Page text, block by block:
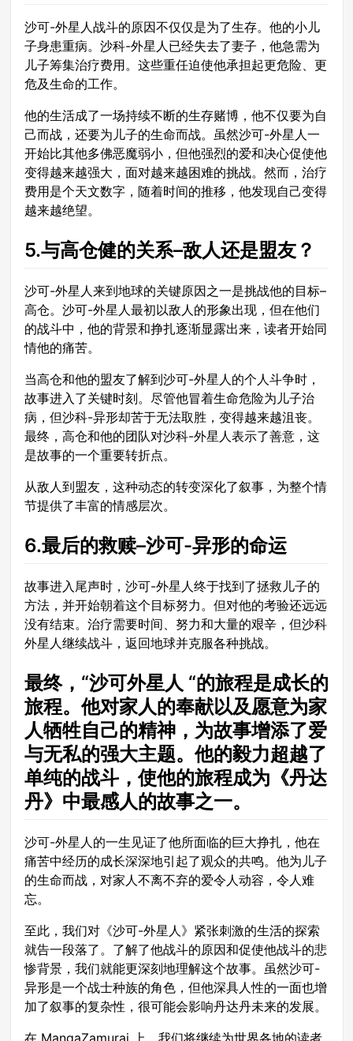
沙可-外星人战斗的原因不仅仅是为了生存。他的小儿
子身患重病。沙科-外星人已经失去了妻子，他急需为
儿子筹集治疗费用。这些重任迫使他承担起更危险、更
危及生命的工作。
他的生活成了一场持续不断的生存赌博，他不仅要为自
己而战，还要为儿子的生命而战。虽然沙可-外星人一
开始比其他多佛恶魔弱小，但他强烈的爱和决心促使他
变得越来越强大，面对越来越困难的挑战。然而，治疗
费用是个天文数字，随着时间的推移，他发现自己变得
越来越绝望。
5.与高仓健的关系–敌人还是盟友？
沙可-外星人来到地球的关键原因之一是挑战他的目标–
高仓。沙可-外星人最初以敌人的形象出现，但在他们
的战斗中，他的背景和挣扎逐渐显露出来，读者开始同
情他的痛苦。
当高仓和他的盟友了解到沙可-外星人的个人斗争时，
故事进入了关键时刻。尽管他冒着生命危险为儿子治
病，但沙科-异形却苦于无法取胜，变得越来越沮丧。
最终，高仓和他的团队对沙科-外星人表示了善意，这
是故事的一个重要转折点。
从敌人到盟友，这种动态的转变深化了叙事，为整个情
节提供了丰富的情感层次。
6.最后的救赎–沙可-异形的命运
故事进入尾声时，沙可-外星人终于找到了拯救儿子的
方法，并开始朝着这个目标努力。但对他的考验还远远
没有结束。治疗需要时间、努力和大量的艰辛，但沙科
外星人继续战斗，返回地球并克服各种挑战。
最终，“沙可外星人 “的旅程是成长的
旅程。他对家人的奉献以及愿意为家
人牺牲自己的精神，为故事增添了爱
与无私的强大主题。他的毅力超越了
单纯的战斗，使他的旅程成为《丹达
丹》中最感人的故事之一。
沙可-外星人的一生见证了他所面临的巨大挣扎，他在
痛苦中经历的成长深深地引起了观众的共鸣。他为儿子
的生命而战，对家人不离不弃的爱令人动容，令人难
忘。
至此，我们对《沙可-外星人》紧张刺激的生活的探索
就告一段落了。了解了他战斗的原因和促使他战斗的悲
惨背景，我们就能更深刻地理解这个故事。虽然沙可-
异形是一个战士种族的角色，但他深具人性的一面也增
加了叙事的复杂性，很可能会影响丹达丹未来的发展。